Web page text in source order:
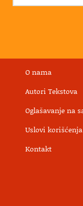
O nama
Autori Tekstova
Oglašavanje na
Uslovi korišćenja
Kontakt